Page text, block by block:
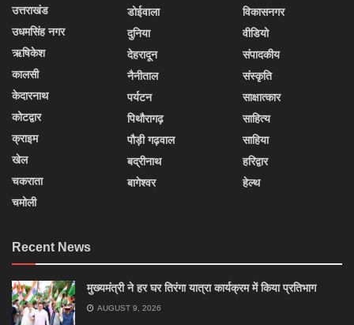
उत्तराखंड
उधमसिंह नगर
ऋषिकेश
कालसी
केदारनाथ
कोटद्वार
क्राइम
खेल
चकराता
चमोली
डोईवाला
दुनिया
देहरादून
नैनीताल
पर्यटन
पिथौरागढ़
पौड़ी गढ़वाल
बद्रीनाथ
बागेश्वर
विकासनगर
वीडियो
संपादकीय
संस्कृति
साक्षात्कार
साहित्य
साहिया
हरिद्वार
हेल्थ
Recent News
मुख्यमंत्री ने हर घर तिरंगा यात्रा कार्यक्रम में किया प्रतिभाग
AUGUST 9, 2026